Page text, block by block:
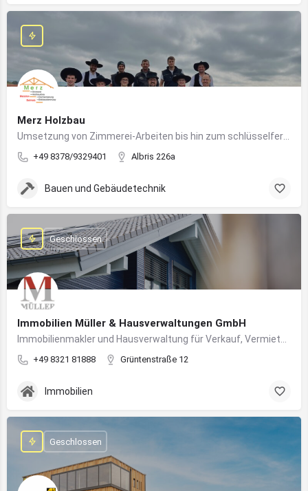
Merz Holzbau
+49 8378/9329401 Albris 226a
Bauen und Gebäudetechnik
Immobilien Müller & Hausverwaltungen GmbH
+49 8321 81888 Grüntenstraße 12
Geschlossen
Immobilien
Geschlossen